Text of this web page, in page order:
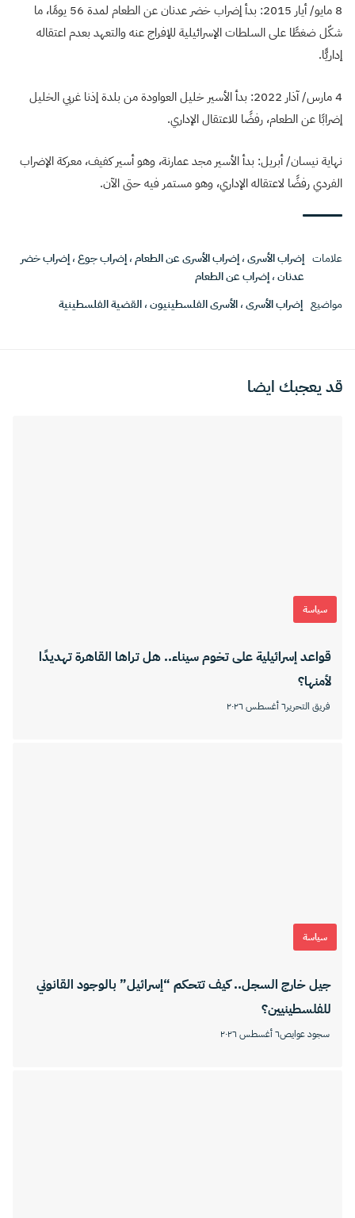
8 مايو/ أيار 2015: بدأ إضراب خضر عدنان عن الطعام لمدة 56 يومًا، ما
شكّل ضغطًا على السلطات الإسرائيلية للإفراج عنه والتعهد بعدم اعتقاله
إداريًّا.
4 مارس/ آذار 2022: بدأ الأسير خليل العواودة من بلدة إذنا غربي الخليل
إضرابًا عن الطعام، رفضًا للاعتقال الإداري.
نهاية نيسان/ أبريل: بدأ الأسير مجد عمارنة، وهو أسير كفيف، معركة الإضراب
الفردي رفضًا لاعتقاله الإداري، وهو مستمر فيه حتى الآن.
علامات إضراب الأسرى،إضراب الأسرى عن الطعام،إضراب جوع،إضراب خضر
عدنان،إضراب عن الطعام
مواضيع إضراب الأسرى،الأسرى الفلسطينيون،القضية الفلسطينية
قد يعجبك ايضا
سياسة
قواعد إسرائيلية على تخوم سيناء.. هل تراها القاهرة تهديدًا
لأمنها؟
فريق التحرير٦ أغسطس ٢٠٢٦
سياسة
جيل خارج السجل.. كيف تتحكم “إسرائيل” بالوجود القانوني
للفلسطينيين؟
سجود عوايص٦ أغسطس ٢٠٢٦